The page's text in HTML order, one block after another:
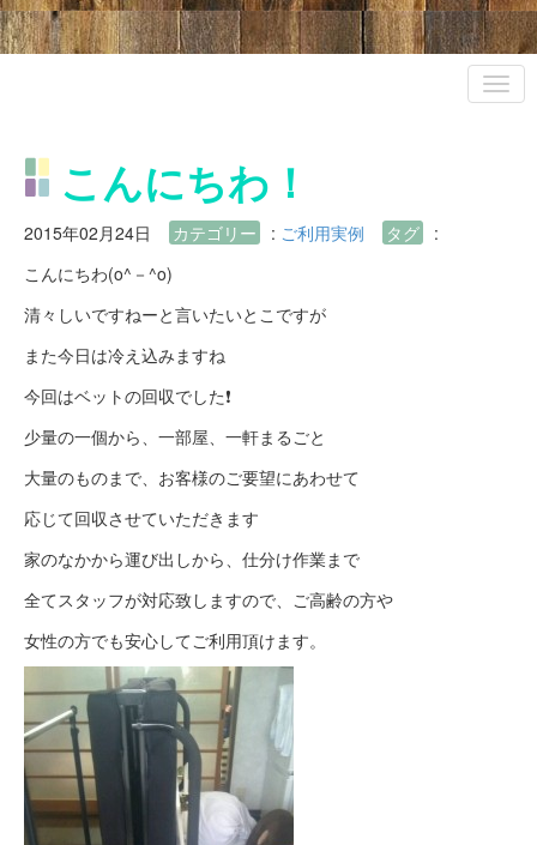
こんにちわ！
2015年02月24日 カテゴリー : ご利用実例 タグ
:
こんにちわ(o^－^o)
清々しいですねーと言いたいとこですが
また今日は冷え込みますね
今回はベットの回収でした❗
少量の一個から、一部屋、一軒まるごと
大量のものまで、お客様のご要望にあわせて
応じて回収させていただきます
家のなかから運び出しから、仕分け作業まで
全てスタッフが対応致しますので、ご高齢の方や
女性の方でも安心してご利用頂けます。